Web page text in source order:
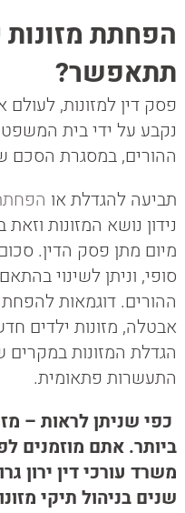
הפחתת
תתאפשר?
פסק דין למזונות, לעולם
נקבע על ידי בית
ההורים, במסגרת הסכם
תביעה להגדלת או
נידון נושא המזונות
מיום מתן פסק הדין.
סופי, וניתן לשינוי
ההורים. דוגמאות
אבטלה, מזונות ילדים
הגדלת המזונות במקרים
התעשרות פתאומית.
כפי שניתן לראות –
ביותר. אתם מוזמנים
משרד עורכי דין ירון
שנים בניהול תיקי